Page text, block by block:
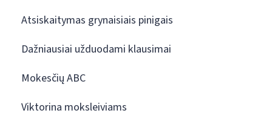
Atsiskaitymas grynaisiais pinigais
Dažniausiai užduodami klausimai
Mokesčių ABC
Viktorina moksleiviams